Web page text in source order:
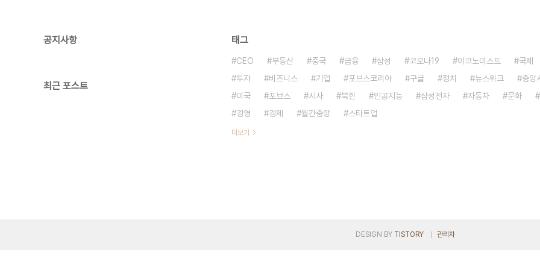
공지사항
최근 포스트
태그
CEO 부동산 중국 금융 삼성 코로나19 이코노미스트
국제
투자
비즈니스 기업 포브스코리아 구글 정치 뉴스위크
중앙
미국
포브스 시사 북한 인공지능 삼성전자 자동차
문화
경영
경제 월간중앙 스타트업
더보기
DESIGN BY TISTORY 관리자